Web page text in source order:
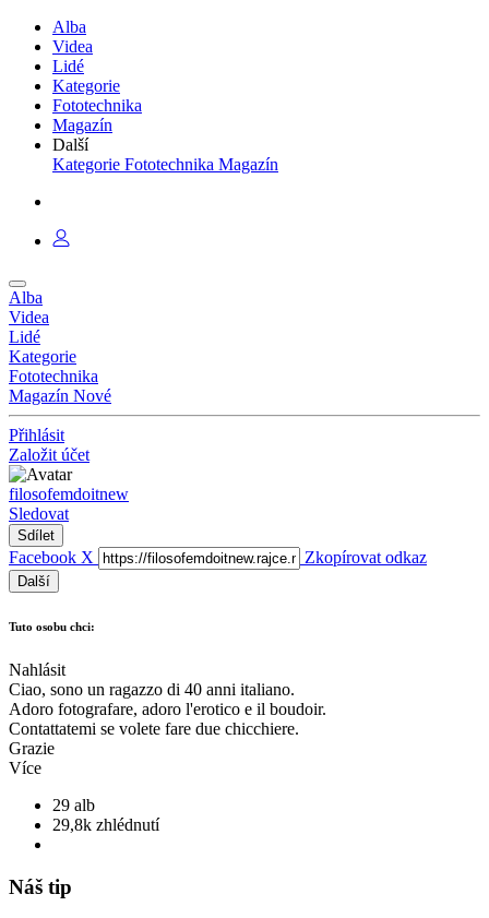
Alba
Videa
Lidé
Kategorie
Fototechnika
Magazín
Další
Kategorie Fototechnika Magazín
Alba
Videa
Lidé
Kategorie
Fototechnika
Magazín Nové
Přihlásit
Založit účet
filosofemdoitnew
Sledovat
Sdílet
Facebook X Zkopírovat odkaz
Další
Tuto osobu chci:
Nahlásit
Ciao, sono un ragazzo di 40 anni italiano.
Adoro fotografare, adoro l'erotico e il boudoir.
Contattatemi se volete fare due chicchiere.
Grazie
Více
29 alb
29,8k zhlédnutí
Náš tip